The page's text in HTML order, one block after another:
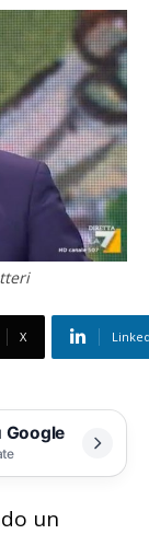
X
Google
un